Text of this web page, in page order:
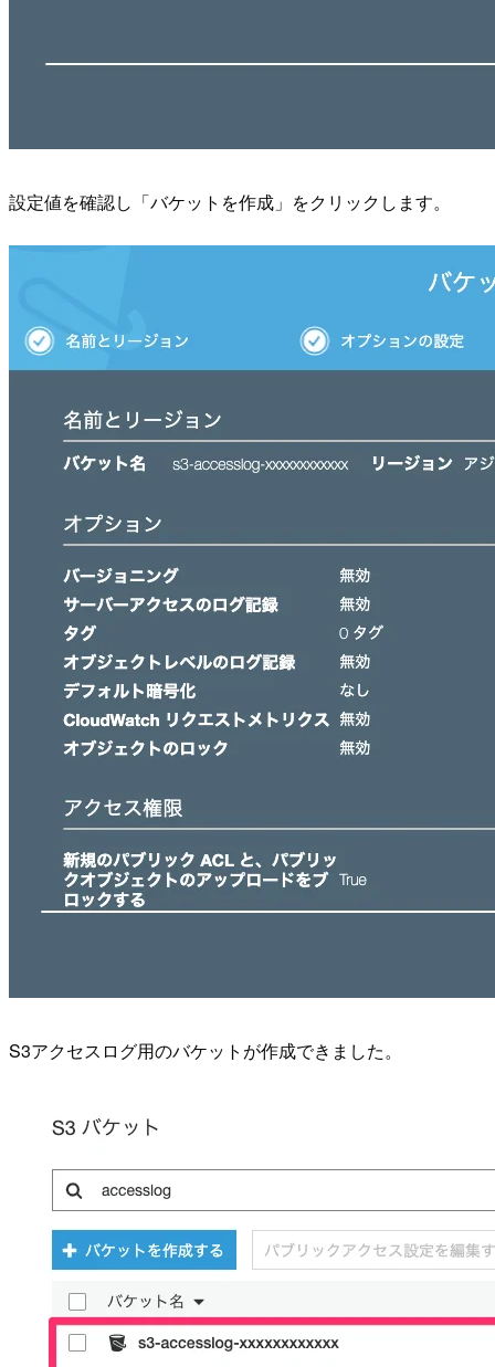
設定値を確認し「バケットを作成」をクリックします。
S3アクセスログ用のバケットが作成できました。